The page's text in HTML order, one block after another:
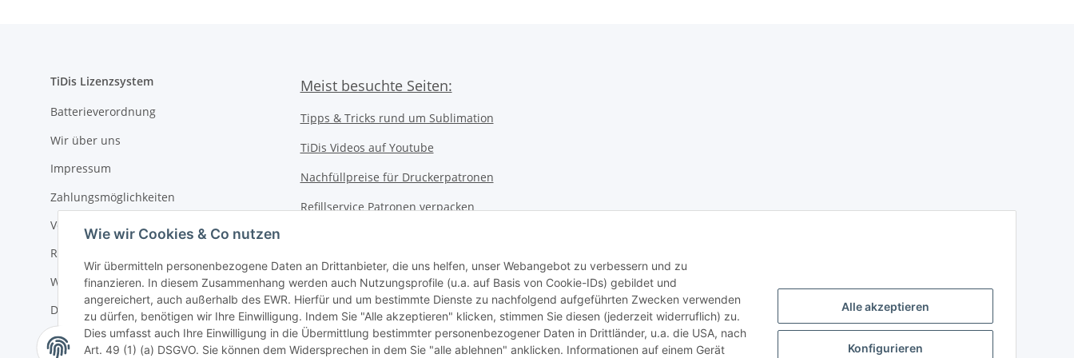
TiDis Lizenzsystem
Batterieverordnung
Wir über uns
Impressum
Zahlungsmöglichkeiten
Versandkosten
Retouren / Rückgabe
Widerrufsrecht
Datenschutz
AGB
Meist besuchte Seiten:
Tipps & Tricks rund um Sublimation
TiDis Videos auf Youtube
Nachfüllpreise für Druckerpatronen
Refillservice Patronen verpacken
TiDis PC & Notebookwerkstatt
TiDis eScooter Werkstatt
TiDis Dienstausweis Druckservice
TiDis Lizenssystem
Wie wir Cookies & Co nutzen
Wir übermitteln personenbezogene Daten an Drittanbieter, die uns helfen, unser Webangebot zu verbessern und zu
finanzieren. In diesem Zusammenhang werden auch Nutzungsprofile (u.a. auf Basis von Cookie-IDs) gebildet und
angereichert, auch außerhalb des EWR. Hierfür und um bestimmte Dienste zu nachfolgend aufgeführten Zwecken verwenden
zu dürfen, benötigen wir Ihre Einwilligung. Indem Sie "Alle akzeptieren" klicken, stimmen Sie diesen (jederzeit widerruflich) zu.
Dies umfasst auch Ihre Einwilligung in die Übermittlung bestimmter personenbezogener Daten in Drittländer, u.a. die USA, nach
Art. 49 (1) (a) DSGVO. Sie können dem Widersprechen in dem Sie "alle ablehnen" anklicken. Informationen auf einem Gerät
Alle akzeptieren
Konfigurieren